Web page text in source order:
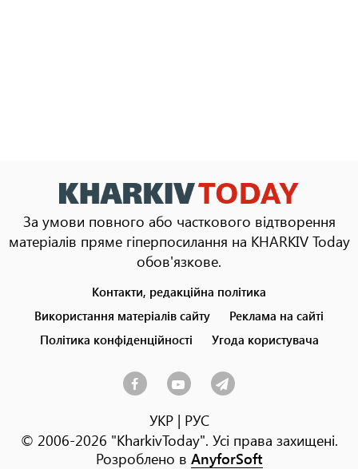
За умови повного або часткового відтворення
матеріалів пряме гіперпосилання на KHARKIV Today
обов'язкове.
menu
Контакти, редакційна політика
Використання матеріалів сайту
Реклама на сайті
Політика конфіденційності
Угода користувача
УКР| РУС
© 2006-2026 "KharkivToday". Усі права захищені.
Розроблено в AnyforSoft